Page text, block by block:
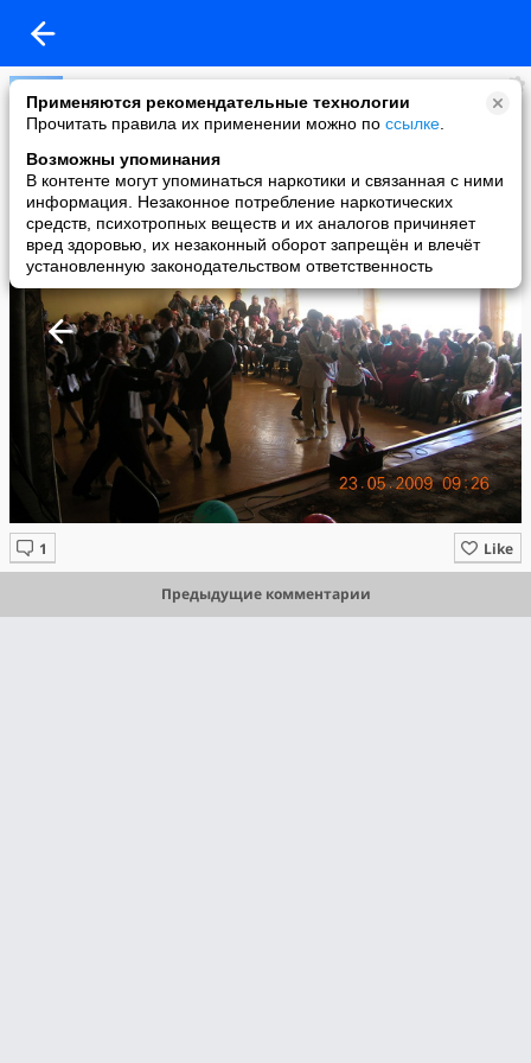
Применяются рекомендательные технологии
Прочитать правила их применении можно по ссылке
Возможны упоминания
В контенте могут упоминаться наркотики и связанная с ними
информация. Незаконное потребление наркотических
средств, психотропных веществ и их аналогов причиняет
вред здоровью, их незаконный оборот запрещён и влечёт
установленную законодательством ответственность
Школа №5 г.Николаевск-на-Амуре!
added a photo
26 May в 04:39
Like
Предыдущие комментарии